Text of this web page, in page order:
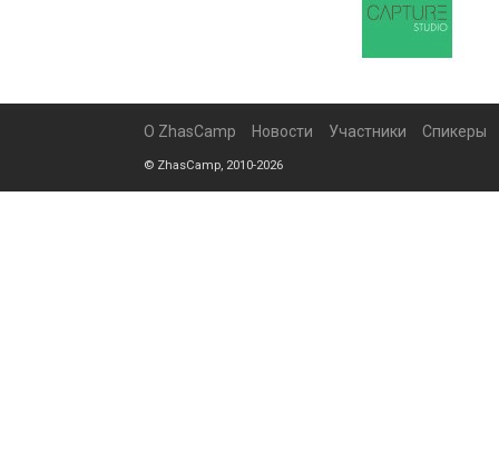
О ZhasCamp Новости Участники Спикеры
© ZhasCamp, 2010-2026